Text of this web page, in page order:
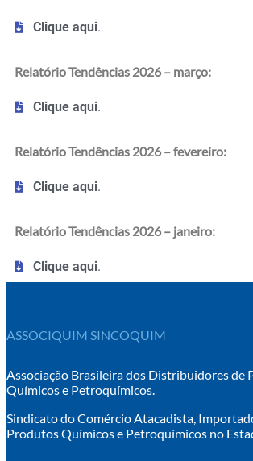
Clique aqui.
Relatório Tendências 2026 – março:
Clique aqui.
Relatório Tendências 2026 – fevereiro:
Clique aqui.
Relatório Tendências 2026 – janeiro:
Clique aqui.
ASSOCIQUIM SINCOQUIM
Associação Brasileira dos Distribuidores de
Químicos e Petroquímicos.
Sindicato do Comércio Atacadista,
Produtos Químicos e Petroquímicos no